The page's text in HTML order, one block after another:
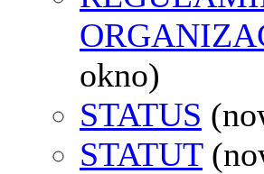
okno)
STATUS
STATUT